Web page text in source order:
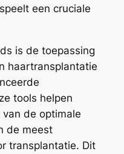
een cruciale
is de toepassing
haartransplantatie
tools helpen
de optimale
de meest
transplantatie. Dit